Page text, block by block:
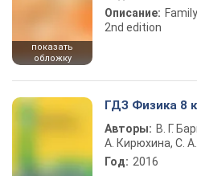
показать
обложку
Описание:
2nd edition
ГДЗ Физика 8
Авторы: В. Г.
А. Кирюхина, С.
Год: 2016